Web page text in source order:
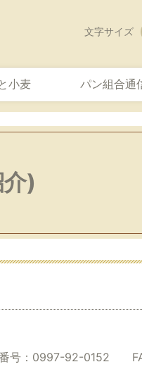
小麦 パン組合通
文字サイズ
)
番号：0997-92-0152